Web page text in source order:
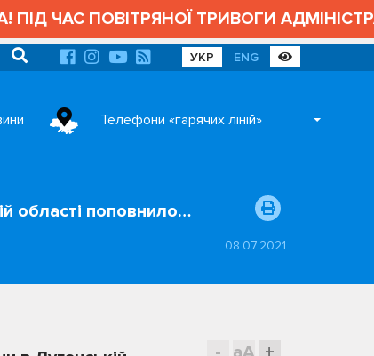
ЧАС ПОВІТРЯНОЇ ТРИВОГИ
УКР ENG
Телефони «гарячих ліній»
області поповнило…
08.07.2021